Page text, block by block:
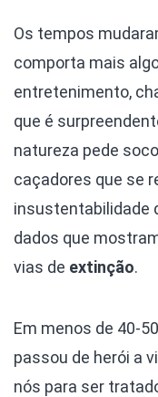
Os tempos
comporta mais
entretenimento,
que é
natureza pede
caçadores que se
insustentabilidade
dados que
vias de extinção.
Em menos de 40-
passou de herói a
nós para ser